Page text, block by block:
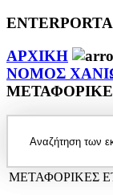
ΑΡΧΙΚΗ
ΝΟΜΟΣ
ΜΕΤΑΦΟΡΙΚΕΣ